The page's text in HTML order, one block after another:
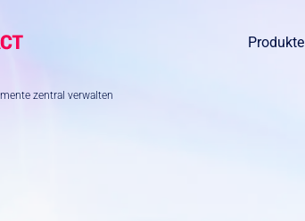
Produkte
zentral verwalten